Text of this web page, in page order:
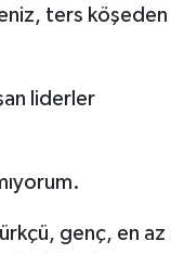
ters köşeden
liderler
genç, en az